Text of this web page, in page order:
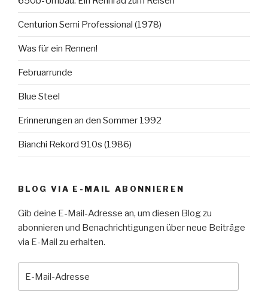
Centurion Semi Professional (1978)
Was für ein Rennen!
Februarrunde
Blue Steel
Erinnerungen an den Sommer 1992
Bianchi Rekord 910s (1986)
BLOG VIA E-MAIL ABONNIEREN
Gib deine E-Mail-Adresse an, um diesen Blog zu
abonnieren und Benachrichtigungen über neue Beiträge
via E-Mail zu erhalten.